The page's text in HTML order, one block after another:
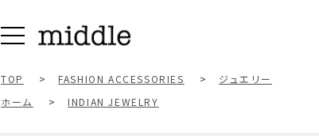
TOP > FASHION ACCESSORIES >
ジュエリー
ホーム
> INDIAN JEWELRY